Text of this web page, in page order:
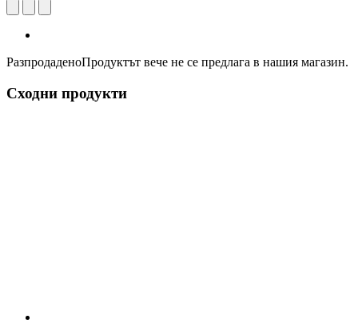
РазпродаденоПродуктът вече не се предлага в нашия магазин.
Сходни продукти